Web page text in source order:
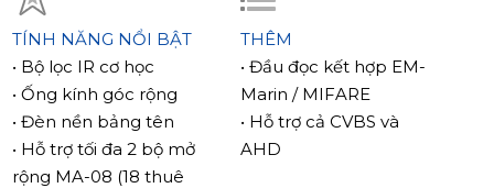
TÍNH NĂNG NỔI BẬT
• Bộ lọc IR cơ học
• Ống kính góc rộng
• Đèn nền bảng tên
• Hỗ trợ tối đa 2 bộ mở
rộng MA-08 (18 thuê
THÊM
• Đầu đọc kết hợp EM-
Marin / MIFARE
• Hỗ trợ cả CVBS và
AHD